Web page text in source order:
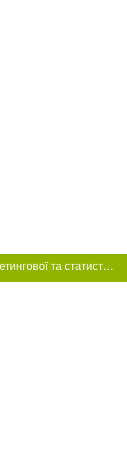
Цей сайт використовує «cookies». Також веб-сайт використовує інтернет-сервіс для збору технічних даних стосовно відвідувачів з метою отримання маркетингової та статистичної інформації. Умови обробки даних відвідувачів сайту див.